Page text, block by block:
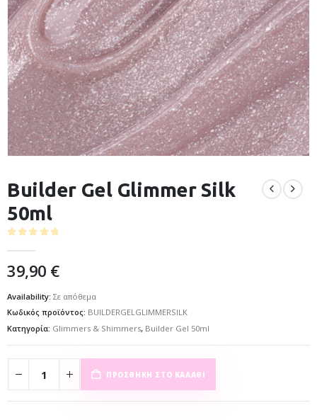
Builder Gel Glimmer Silk
50ml
39,90 €
Availability: Σε απόθεμα
Κωδικός προϊόντος: BUILDERGELGLIMMERSILK
Κατηγορία: Glimmers & Shimmers, Builder Gel 50ml
ΠΡΟΣΘΉΚΗ ΣΤΟ ΚΑΛΆΘΙ